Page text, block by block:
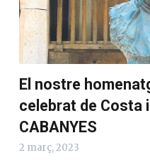
El nostre
celebrat de Costa
CABANYES
2 març, 2023